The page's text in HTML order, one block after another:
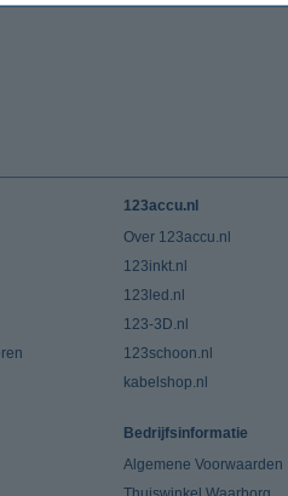
123accu.nl
Over 123accu.nl
123inkt.nl
123led.nl
123-3D.nl
123schoon.nl
kabelshop.nl
Bedrijfsinformatie
Algemene Voorwaarden